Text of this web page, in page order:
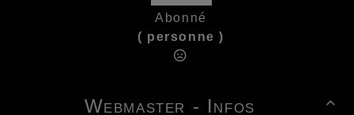
Abonné
( personne )

Webmaster - Infos